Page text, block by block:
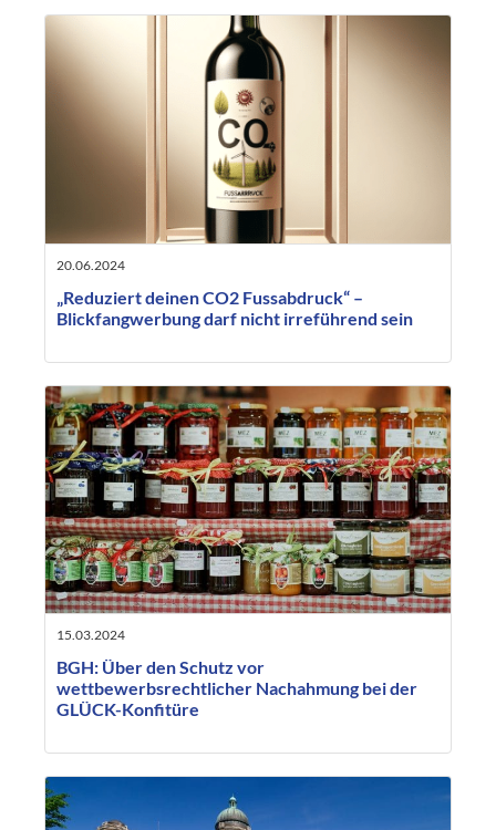
20.06.2024
„Reduziert deinen CO2 Fussabdruck“ –
Blickfangwerbung darf nicht irreführend sein
15.03.2024
BGH: Über den Schutz vor
wettbewerbsrechtlicher Nachahmung bei der
GLÜCK-Konfitüre